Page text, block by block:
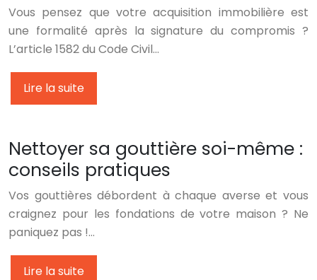
Vous pensez que votre acquisition immobilière est
une formalité après la signature du compromis ?
L’article 1582 du Code Civil…
Lire la suite
Nettoyer sa gouttière soi-même :
conseils pratiques
Vos gouttières débordent à chaque averse et vous
craignez pour les fondations de votre maison ? Ne
paniquez pas !…
Lire la suite